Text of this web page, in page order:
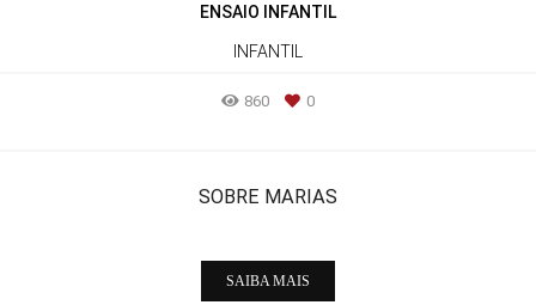
ENSAIO INFANTIL
INFANTIL
860 0
SOBRE MARIAS
SAIBA MAIS